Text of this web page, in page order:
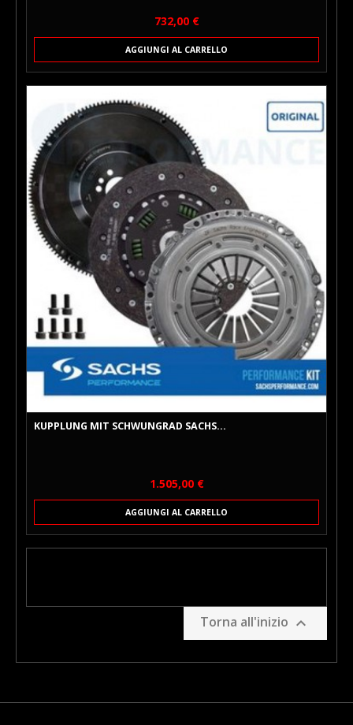
Prezzo
732,00 €
AGGIUNGI AL CARRELLO
KUPPLUNG MIT SCHWUNGRAD SACHS...
Prezzo
1.505,00 €
AGGIUNGI AL CARRELLO
Torna all'inizio 